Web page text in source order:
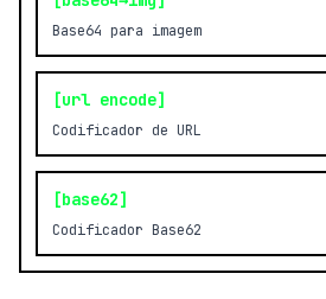
Base64 para imagem
[url encode]
Codificador de URL
[base62]
Codificador Base62